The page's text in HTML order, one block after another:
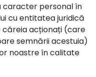
personal în
cu entitatea juridică
căreia acționați (care
semnării acestuia)
noastre în calitate